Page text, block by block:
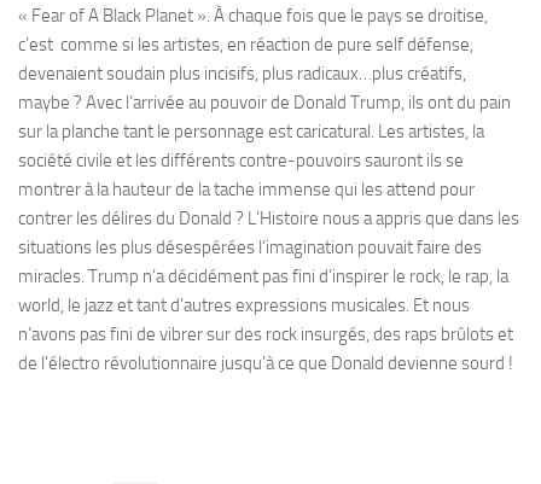
« Fear of A Black Planet ». À chaque fois que le pays se droitise,
c’est comme si les artistes, en réaction de pure self défense,
devenaient soudain plus incisifs, plus radicaux…plus créatifs,
maybe ? Avec l’arrivée au pouvoir de Donald Trump, ils ont du pain
sur la planche tant le personnage est caricatural. Les artistes, la
société civile et les différents contre-pouvoirs sauront ils se
montrer à la hauteur de la tache immense qui les attend pour
contrer les délires du Donald ? L’Histoire nous a appris que dans les
situations les plus désespérées l’imagination pouvait faire des
miracles. Trump n’a décidément pas fini d’inspirer le rock, le rap, la
world, le jazz et tant d’autres expressions musicales. Et nous
n’avons pas fini de vibrer sur des rock insurgés, des raps brûlots et
de l’électro révolutionnaire jusqu’à ce que Donald devienne sourd !